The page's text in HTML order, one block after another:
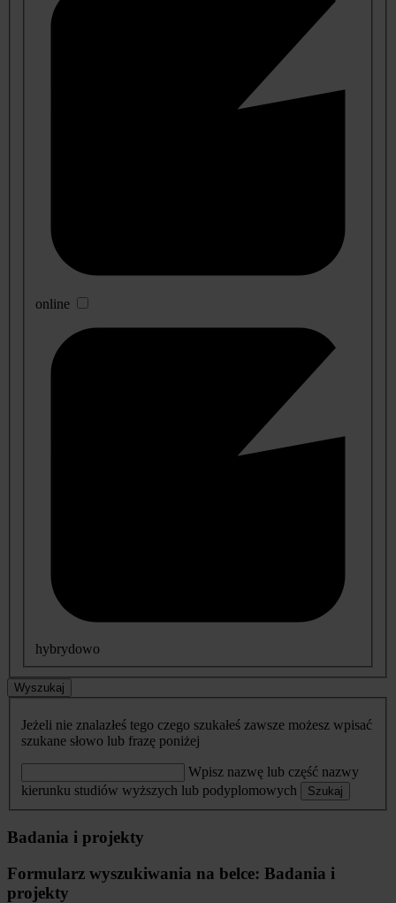
online
hybrydowo
Wyszukaj
Jeżeli nie znalazłeś tego czego szukałeś zawsze możesz wpisać
szukane słowo lub frazę poniżej
Wpisz nazwę lub część nazwy
kierunku studiów wyższych lub podyplomowych
Szukaj
Badania i projekty
Formularz wyszukiwania na belce: Badania i
projekty